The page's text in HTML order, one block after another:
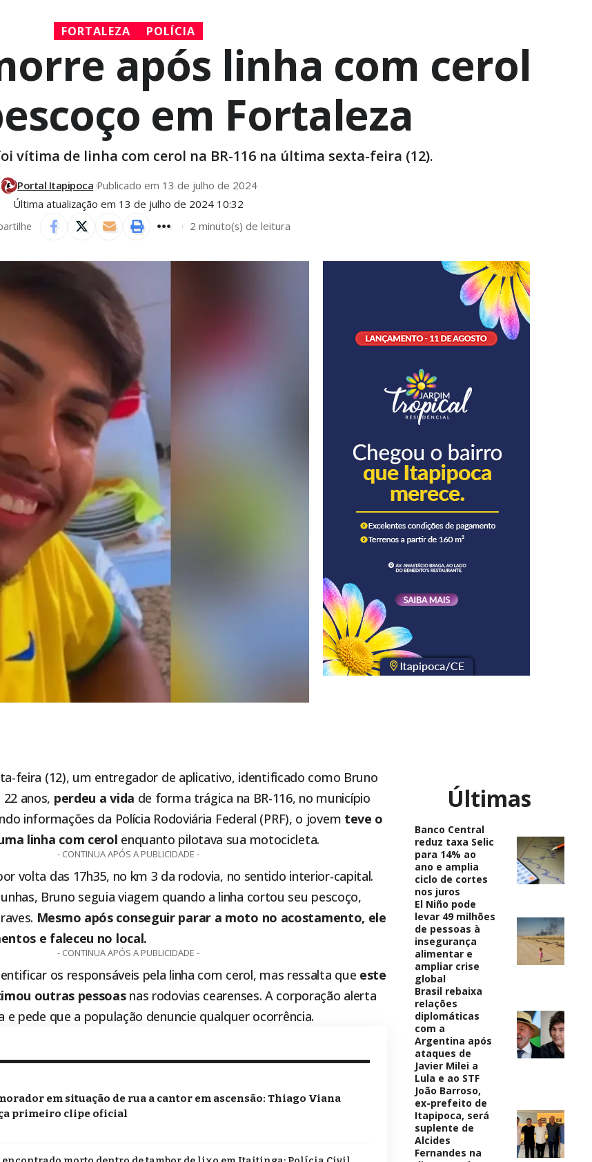
FORTALEZA POLÍCIA
após linha com cerol
em Fortaleza
vítima de linha com cerol na BR-116 na última sexta-feira (12).
Última atualização em 13 de julho de 2024 10:32
Portal Itapipoca Publicado em 13 de julho de 2024
2 minuto(s) de leitura
feira (12), um entregador de aplicativo, identificado como Bruno
anos, perdeu a vida de forma trágica na BR-116, no município
informações da Polícia Rodoviária Federal (PRF), o jovem teve o
linha com cerol enquanto pilotava sua motocicleta.
- CONTINUA APÓS A PUBLICIDADE -
volta das 17h35, no km 3 da rodovia, no sentido interior-capital.
Bruno seguia viagem quando a linha cortou seu pescoço,
Mesmo após conseguir parar a moto no acostamento, ele
e faleceu no local.
- CONTINUA APÓS A PUBLICIDADE -
os responsáveis pela linha com cerol, mas ressalta que este
outras pessoasnas rodovias cearenses. A corporação alerta
e pede que a população denuncie qualquer ocorrência.
em situação de rua a cantor em ascensão: Thiago Viana
primeiro clipe oficial
Últimas
Banco Central
reduz taxa Selic
para 14% ao
ano e amplia
ciclo de cortes
nos juros
El Niño pode
levar 49 milhões
de pessoas à
insegurança
alimentar e
ampliar crise
global
Brasil rebaixa
relações
diplomáticas
com a
Argentina após
ataques de
Javier Milei a
Lula e ao STF
João Barroso,
ex-prefeito de
Itapipoca, será
suplente de
Alcides
Fernandes na